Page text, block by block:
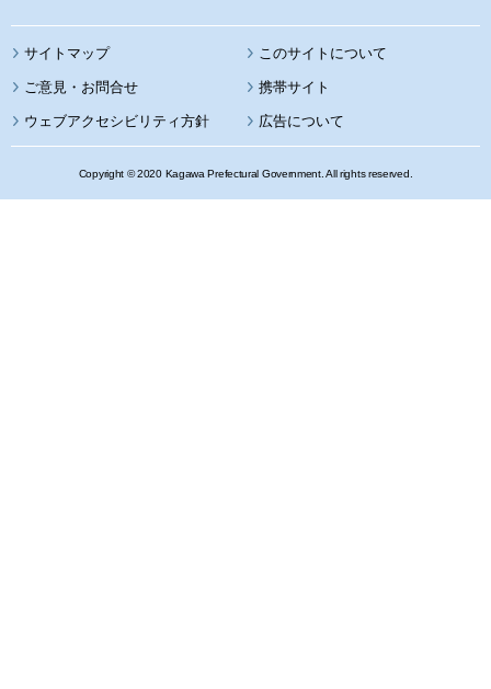
サイトマップ このサイトについて
携帯サイト
ウェブアクセシビリティ方針 広告について
Copyright © 2020 Kagawa Prefectural Government. All rights reserved.